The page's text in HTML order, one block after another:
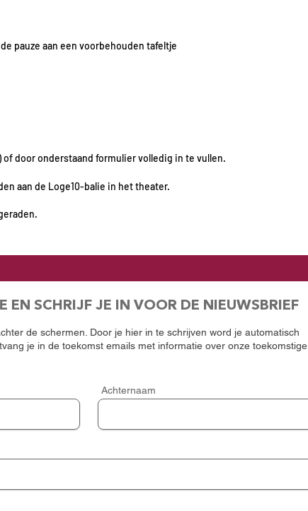
pauze aan een voorbehouden tafeltje
door onderstaand formulier volledig in te vullen.
aan de Loge10-balie in het theater.
EN SCHRIJF JE IN VOOR DE NIEUWSBRIEF
de schermen. Door je hier in te schrijven word je automatisch
je in de toekomst emails met informatie over onze toekomstige
Achternaam